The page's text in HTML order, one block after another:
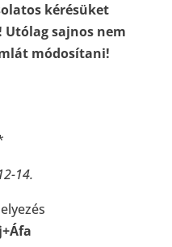
kérésüket
Utólag sajnos nem
módosítani!
14.